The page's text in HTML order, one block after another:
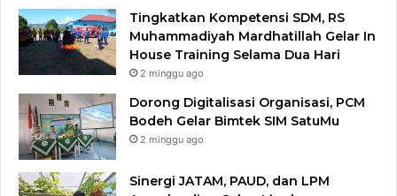
Tingkatkan Kompetensi SDM, RS
Muhammadiyah Mardhatillah Gelar In
House Training Selama Dua Hari
2 minggu ago
Dorong Digitalisasi Organisasi, PCM
Bodeh Gelar Bimtek SIM SatuMu​
2 minggu ago
Sinergi JATAM, PAUD, dan LPM